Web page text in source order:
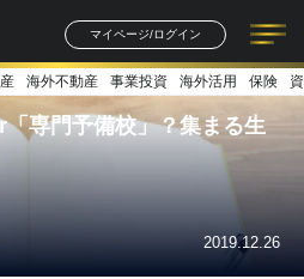
マイページ/ログイン
記事一覧 連載一覧
著者一覧 書籍一覧
海外不動産 事業投資 海外活用 保険
専門予備校」？集まる生
2019.12.26